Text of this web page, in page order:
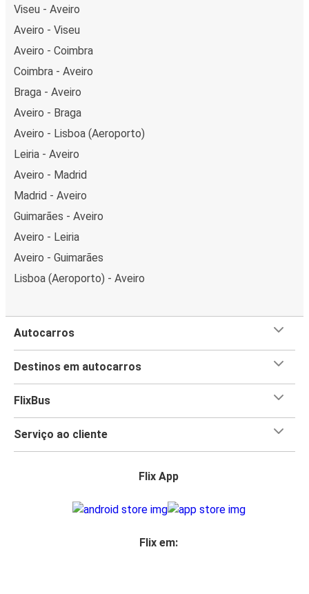
Viseu - Aveiro
Aveiro - Viseu
Aveiro - Coimbra
Coimbra - Aveiro
Braga - Aveiro
Aveiro - Braga
Aveiro - Lisboa (Aeroporto)
Leiria - Aveiro
Aveiro - Madrid
Madrid - Aveiro
Guimarães - Aveiro
Aveiro - Leiria
Aveiro - Guimarães
Lisboa (Aeroporto) - Aveiro
Autocarros
Destinos em autocarros
FlixBus
Serviço ao cliente
Flix App
Flix em: